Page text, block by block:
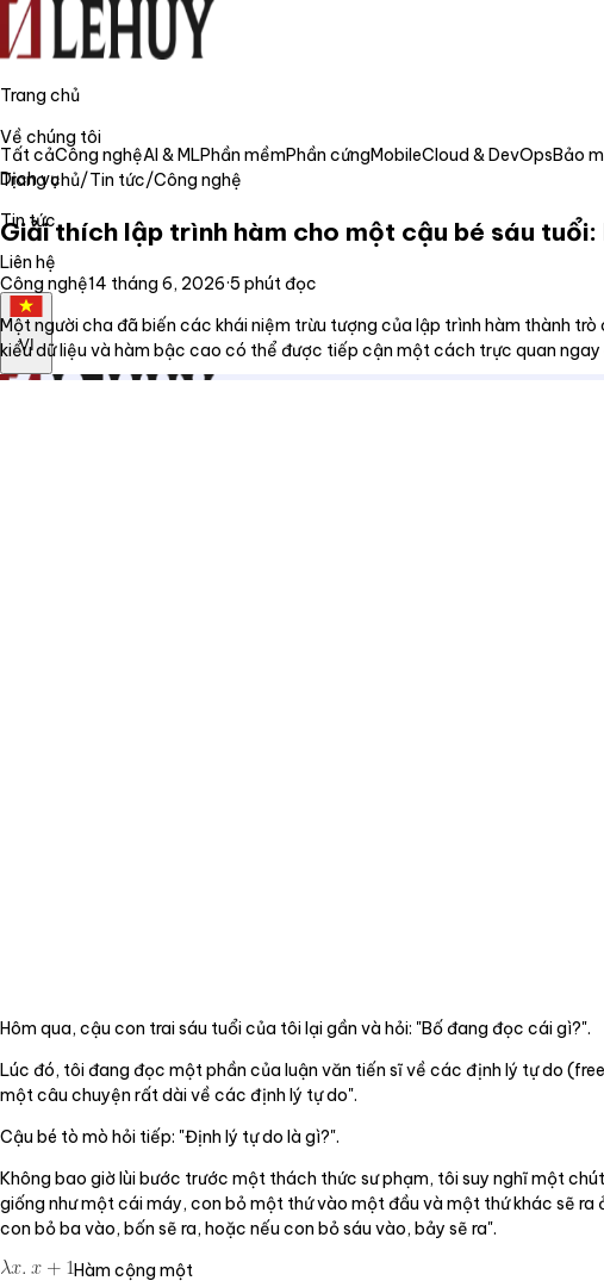
Trang chủ
Về chúng tôi
Dịch vụ
Tin tức
Liên hệ
VI
Tất cảCông nghệAI & MLPhần mềmPhần cứngMobileCloud & DevOpsBảo
Trang chủ/Tin tức/Công nghệ
Giải thích lập trình hàm cho một cậu bé sáu
Công nghệ14 tháng 6, 2026·5 phút đọc
Một người cha đã biến các khái niệm trừu tượng của lập trình hàm thành
kiểu dữ liệu và hàm bậc cao có thể được tiếp cận một cách trực quan ngay
Hôm qua, cậu con trai sáu tuổi của tôi lại gần và hỏi: "Bố đang đọc cái gì?".
Lúc đó, tôi đang đọc một phần của luận văn tiến sĩ về các định lý tự do
một câu chuyện rất dài về các định lý tự do".
Cậu bé tò mò hỏi tiếp: "Định lý tự do là gì?".
Không bao giờ lùi bước trước một thách thức sư phạm, tôi suy nghĩ một
giống như một cái máy, con bỏ một thứ vào một đầu và một thứ khác sẽ ra
con bỏ ba vào, bốn sẽ ra, hoặc nếu con bỏ sáu vào, bảy sẽ ra".
Hàm cộng một